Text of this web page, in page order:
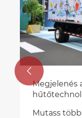
Megjelenés
Mutass
